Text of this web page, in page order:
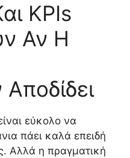
KPIs
Αν Η
εύκολο να
πάει καλά επειδή
Αλλά η πραγματική